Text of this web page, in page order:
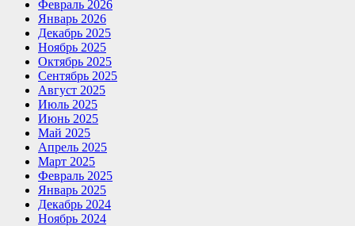
Февраль 2026
Январь 2026
Декабрь 2025
Ноябрь 2025
Октябрь 2025
Сентябрь 2025
Август 2025
Июль 2025
Июнь 2025
Май 2025
Апрель 2025
Март 2025
Февраль 2025
Январь 2025
Декабрь 2024
Ноябрь 2024